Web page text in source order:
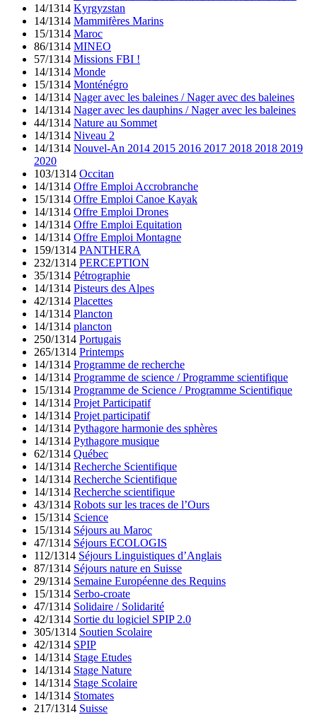
14/1314 Kyrgyzstan
14/1314 Mammifères Marins
15/1314 Maroc
86/1314 MINEO
57/1314 Missions FBI !
14/1314 Monde
15/1314 Monténégro
14/1314 Nager avec les baleines / Nager avec des baleines
14/1314 Nager avec les dauphins / Nager avec les baleines
44/1314 Nature au Sommet
14/1314 Niveau 2
14/1314 Nouvel-An 2014 2015 2016 2017 2018 2018 2019
2020
103/1314 Occitan
14/1314 Offre Emploi Accrobranche
15/1314 Offre Emploi Canoe Kayak
14/1314 Offre Emploi Drones
14/1314 Offre Emploi Equitation
14/1314 Offre Emploi Montagne
159/1314 PANTHERA
232/1314 PERCEPTION
35/1314 Pétrographie
14/1314 Pisteurs des Alpes
42/1314 Placettes
14/1314 Plancton
14/1314 plancton
250/1314 Portugais
265/1314 Printemps
14/1314 Programme de recherche
14/1314 Programme de science / Programme scientifique
15/1314 Programme de Science / Programme Scientifique
14/1314 Projet Participatif
14/1314 Projet participatif
14/1314 Pythagore harmonie des sphères
14/1314 Pythagore musique
62/1314 Québec
14/1314 Recherche Scientifique
14/1314 Recherche Scientifique
14/1314 Recherche scientifique
43/1314 Robots sur les traces de l’Ours
15/1314 Science
15/1314 Séjours au Maroc
47/1314 Séjours ECOLOGIS
112/1314 Séjours Linguistiques d’Anglais
87/1314 Séjours nature en Suisse
29/1314 Semaine Européenne des Requins
15/1314 Serbo-croate
47/1314 Solidaire / Solidarité
42/1314 Sortie du logiciel SPIP 2.0
305/1314 Soutien Scolaire
42/1314 SPIP
14/1314 Stage Etudes
14/1314 Stage Nature
14/1314 Stage Scolaire
14/1314 Stomates
217/1314 Suisse